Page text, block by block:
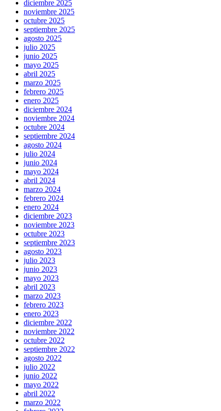
diciembre 2025
noviembre 2025
octubre 2025
septiembre 2025
agosto 2025
julio 2025
junio 2025
mayo 2025
abril 2025
marzo 2025
febrero 2025
enero 2025
diciembre 2024
noviembre 2024
octubre 2024
septiembre 2024
agosto 2024
julio 2024
junio 2024
mayo 2024
abril 2024
marzo 2024
febrero 2024
enero 2024
diciembre 2023
noviembre 2023
octubre 2023
septiembre 2023
agosto 2023
julio 2023
junio 2023
mayo 2023
abril 2023
marzo 2023
febrero 2023
enero 2023
diciembre 2022
noviembre 2022
octubre 2022
septiembre 2022
agosto 2022
julio 2022
junio 2022
mayo 2022
abril 2022
marzo 2022